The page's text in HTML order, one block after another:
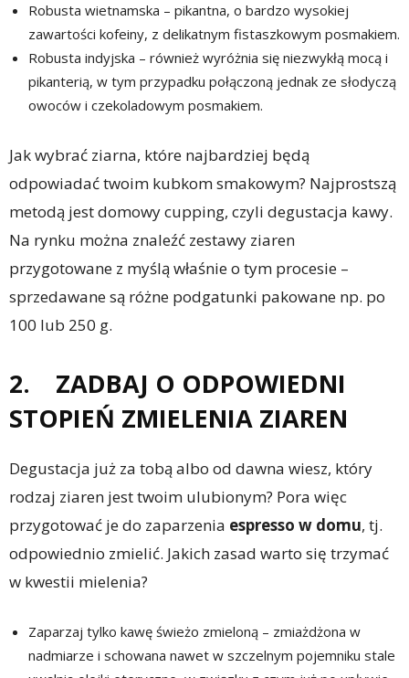
Robusta wietnamska – pikantna, o bardzo wysokiej
zawartości kofeiny, z delikatnym fistaszkowym posmakiem.
Robusta indyjska – również wyróżnia się niezwykłą mocą i
pikanterią, w tym przypadku połączoną jednak ze słodyczą
owoców i czekoladowym posmakiem.
Jak wybrać ziarna, które najbardziej będą
odpowiadać twoim kubkom smakowym? Najprostszą
metodą jest domowy cupping, czyli degustacja kawy.
Na rynku można znaleźć zestawy ziaren
przygotowane z myślą właśnie o tym procesie –
sprzedawane są różne podgatunki pakowane np. po
100 lub 250 g.
2. ZADBAJ O ODPOWIEDNI
STOPIEŃ ZMIELENIA ZIAREN
Degustacja już za tobą albo od dawna wiesz, który
rodzaj ziaren jest twoim ulubionym? Pora więc
przygotować je do zaparzenia espresso w domu, tj.
odpowiednio zmielić. Jakich zasad warto się trzymać
w kwestii mielenia?
Zaparzaj tylko kawę świeżo zmieloną – zmiażdżona w
nadmiarze i schowana nawet w szczelnym pojemniku stale